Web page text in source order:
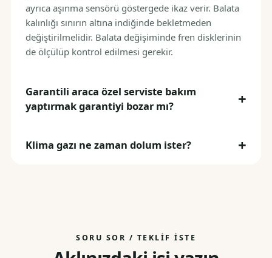
ayrıca aşınma sensörü göstergede ikaz verir. Balata
kalınlığı sınırın altına indiğinde bekletmeden
değiştirilmelidir. Balata değişiminde fren disklerinin
de ölçülüp kontrol edilmesi gerekir.
Garantili araca özel serviste bakım
yaptırmak garantiyi bozar mı?
Klima gazı ne zaman dolum ister?
SORU SOR / TEKLIF İSTE